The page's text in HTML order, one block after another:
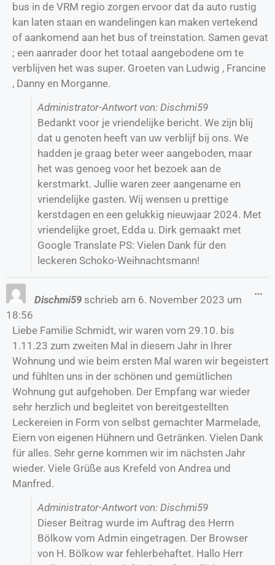
bus in de VRM regio zorgen ervoor dat da auto rustig
kan laten staan en wandelingen kan maken vertekend
of aankomend aan het bus of treinstation. Samen gevat
; een aanrader door het totaal aangebodene om te
verblijven het was super. Groeten van Ludwig , Francine
, Danny en Morganne.
Administrator-Antwort von: Dischmi59
Bedankt voor je vriendelijke bericht. We zijn blij
dat u genoten heeft van uw verblijf bij ons. We
hadden je graag beter weer aangeboden, maar
het was genoeg voor het bezoek aan de
kerstmarkt. Jullie waren zeer aangename en
vriendelijke gasten. Wij wensen u prettige
kerstdagen en een gelukkig nieuwjaar 2024. Met
vriendelijke groet, Edda u. Dirk gemaakt met
Google Translate PS: Vielen Dank für den
leckeren Schoko-Weihnachtsmann!
Dischmi59 schrieb am 6. November 2023 um
18:56
Liebe Familie Schmidt, wir waren vom 29.10. bis
1.11.23 zum zweiten Mal in diesem Jahr in Ihrer
Wohnung und wie beim ersten Mal waren wir begeistert
und fühlten uns in der schönen und gemütlichen
Wohnung gut aufgehoben. Der Empfang war wieder
sehr herzlich und begleitet von bereitgestellten
Leckereien in Form von selbst gemachter Marmelade,
Eiern von eigenen Hühnern und Getränken. Vielen Dank
für alles. Sehr gerne kommen wir im nächsten Jahr
wieder. Viele Grüße aus Krefeld von Andrea und
Manfred.
Administrator-Antwort von: Dischmi59
Dieser Beitrag wurde im Auftrag des Herrn
Bölkow vom Admin eingetragen. Der Browser
von H. Bölkow war fehlerbehaftet. Hallo Herr
…